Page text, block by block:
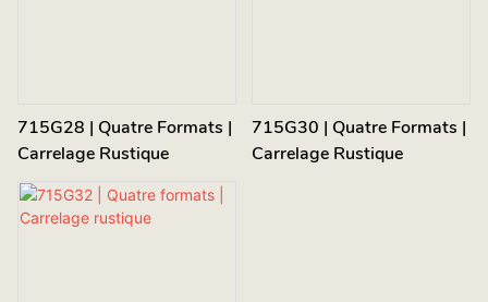
715G28 | Quatre Formats |
Carrelage Rustique
715G30 | Quatre Formats |
Carrelage Rustique